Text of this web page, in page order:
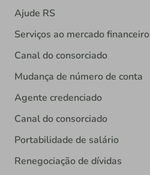
Ajude RS
Serviços ao mercado financeiro
Canal do consorciado
Mudança de número de conta
Agente credenciado
Canal do consorciado
Portabilidade de salário
Renegociação de dívidas